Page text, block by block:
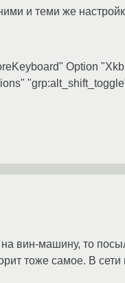
и теми же
Option
вин-машину, то
тоже самое. В сети